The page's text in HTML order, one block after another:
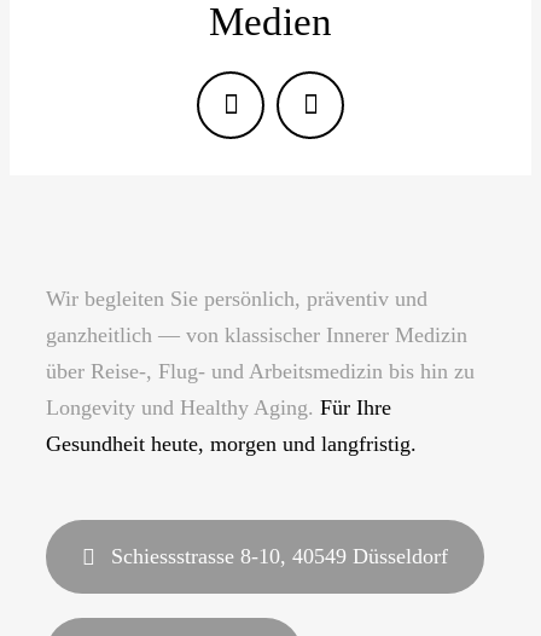
Medien
Wir begleiten Sie persönlich, präventiv und
ganzheitlich — von klassischer Innerer Medizin
über Reise-, Flug- und Arbeitsmedizin bis hin zu
Longevity und Healthy Aging. Für Ihre
Gesundheit heute, morgen und langfristig.
Schiessstrasse 8-10, 40549 Düsseldorf